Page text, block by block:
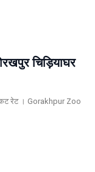
चिड़ियाघर
रेट । Gorakhpur Zoo